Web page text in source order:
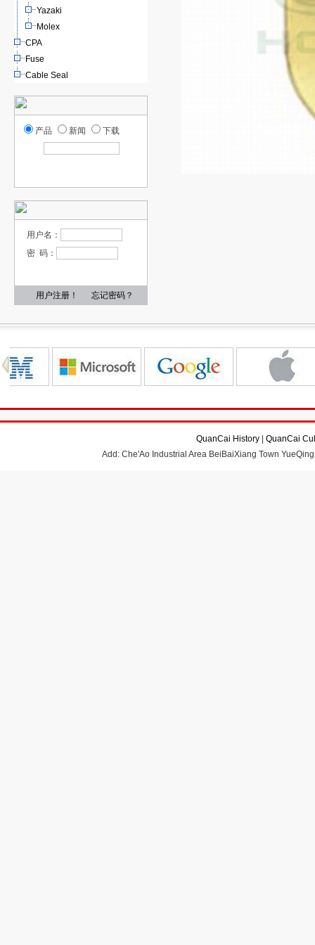
Yazaki
Molex
CPA
Fuse
Cable Seal
产品 新闻 下载
用户名：
密 码：
用户注册！ 忘记密码？
QuanCai History
QuanCai
Add: Che'Ao Industrial Area BeiBaiXiang Town